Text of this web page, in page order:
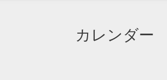
カレンダー